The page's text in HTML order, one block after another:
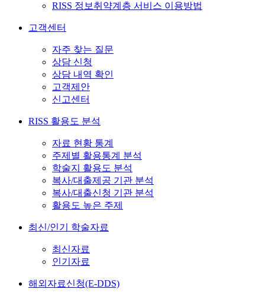
RISS 정보취약계층 서비스 이용방법
고객센터
자주 찾는 질문
상담 신청
상담 내역 확인
고객제안
신고센터
RISS 활용도 분석
자료 현황 통계
주제별 활용통계 분석
학술지 활용도 분석
복사/대출제공 기관 분석
복사/대출신청 기관 분석
활용도 높은 주제
최신/인기 학술자료
최신자료
인기자료
해외자료신청(E-DDS)